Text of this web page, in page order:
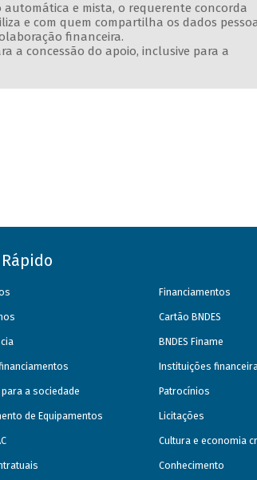
e mista, o requerente concorda
e com quem compartilha os dados
financeira.
a concessão do apoio, inclusive para a
a sociedade
de Equipamentos
Financiamentos
Cartão BNDES
BNDES Finame
Instituições
Patrocínios
Licitações
Cultura e economia
Conhecimento